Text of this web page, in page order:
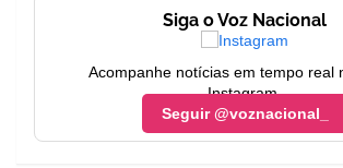
Siga o Voz Nacional
Acompanhe notícias em tempo real
Instagram.
Seguir @voznacional_